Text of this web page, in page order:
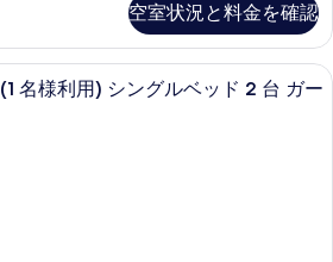
空室状況と料金を確認
セーフティボックス (室内)、デスク
名様利用) シングルベッド 2 台 ガー